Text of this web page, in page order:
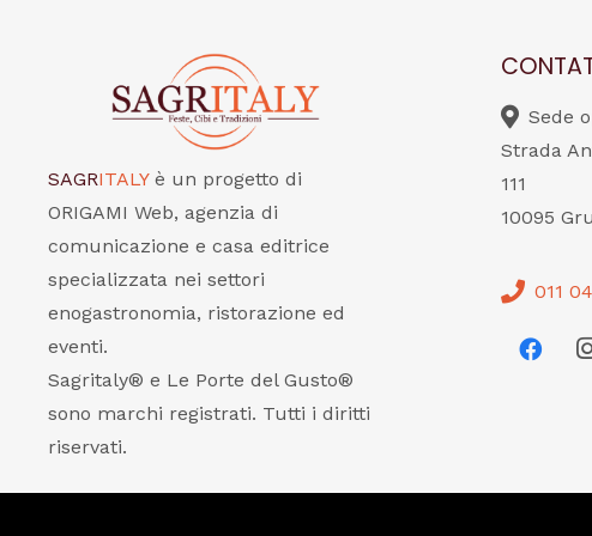
SAGRITALY è un progetto di
ORIGAMI Web, agenzia di
comunicazione e casa editrice
specializzata nei settori
enogastronomia, ristorazione ed
eventi.
Sagritaly® e Le Porte del Gusto®
sono marchi registrati. Tutti i diritti
riservati.
Sede
Strada
111
10095
011